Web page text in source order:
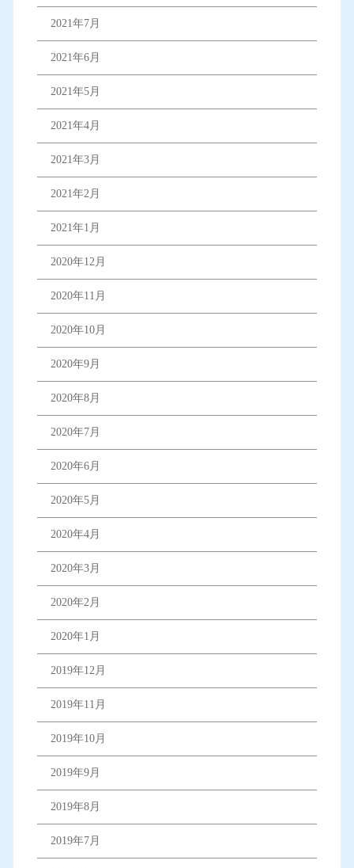
2021年7月
2021年6月
2021年5月
2021年4月
2021年3月
2021年2月
2021年1月
2020年12月
2020年11月
2020年10月
2020年9月
2020年8月
2020年7月
2020年6月
2020年5月
2020年4月
2020年3月
2020年2月
2020年1月
2019年12月
2019年11月
2019年10月
2019年9月
2019年8月
2019年7月